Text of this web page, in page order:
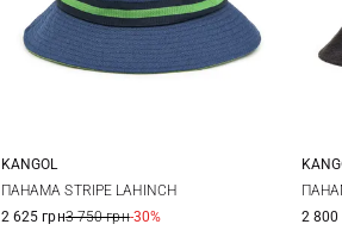
S M L
KANGOL
ПАНАМА STRIPE LAHINCH
2 625 грн3 750 грн-30%
S
2 800